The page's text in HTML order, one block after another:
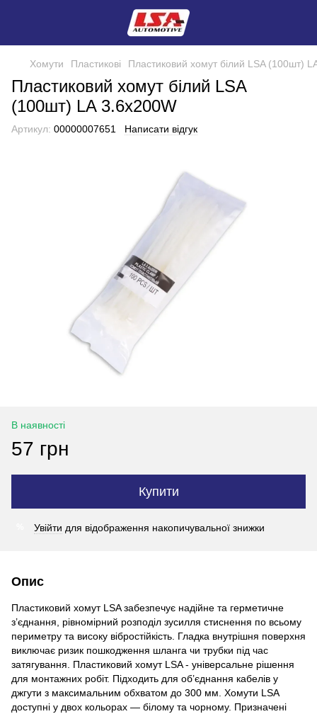
Хомути Пластикові Пластиковий хомут білий LSA (100шт)
Пластиковий хомут білий LSA
(100шт) LA 3.6х200W
Артикул: 00000007651 Написати відгук
В наявності
57 грн
Купити
Увійти для відображення накопичувальної знижки
Опис
Пластиковий хомут LSA забезпечує надійне та герметичне
з’єднання, рівномірний розподіл зусилля стиснення по всьому
периметру та високу вібростійкість. Гладка внутрішня поверхня
виключає ризик пошкодження шланга чи трубки під час
затягування. Пластиковий хомут LSA - універсальне рішення
для монтажних робіт. Підходить для об’єднання кабелів у
джгути з максимальним обхватом до 300 мм. Хомути LSA
доступні у двох кольорах — білому та чорному. Призначені